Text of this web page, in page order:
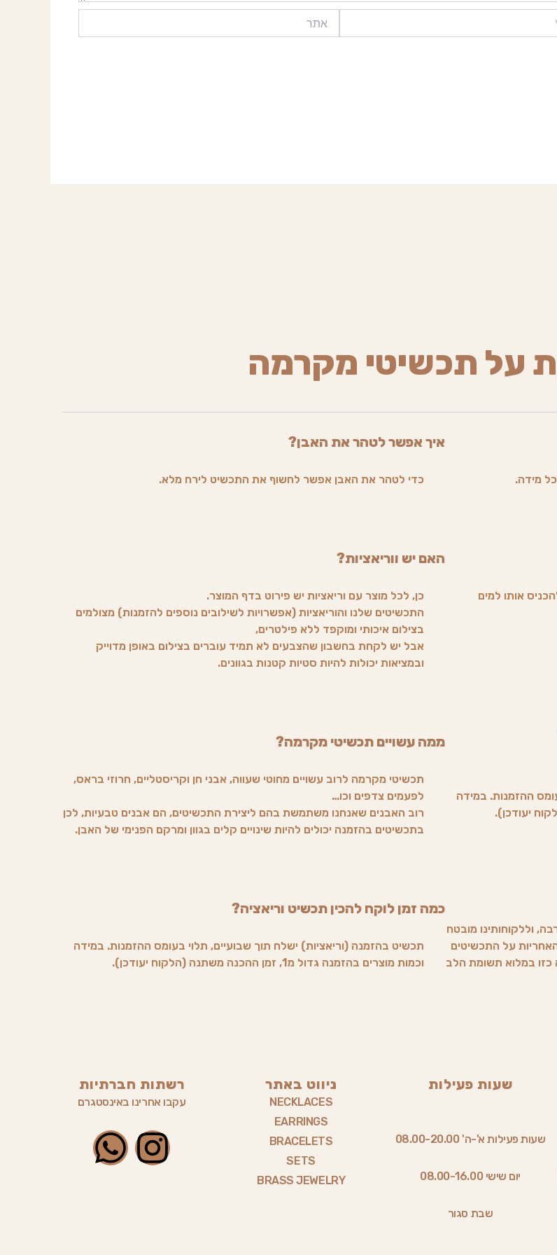
על תכשיטי מקרמה
מידה.
אותו למים
ההזמנות. במידה
וללקוחותינו מובטח
על התכשיטים
כזו במלוא תשומת הלב
איך אפשר לטהר את האבן?
כדי לטהר את האבן אפשר לחשוף את התכשיט לירח מלא.
האם יש ווריאציות?
כן, לכל מוצר עם וריאציות יש פירוט בדף המוצר.
התכשיטים שלנו והוריאציות (אפשרויות לשילובים נוספים להזמנות) מצולמים
בצילום איכותי ומוקפד ללא פילטרים,
אבל יש לקחת בחשבון שהצבעים לא תמיד עוברים בצילום באופן מדוייק
ובמציאות יכולות להיות סטיות קטנות בגוונים.
ממה עשויים תכשיטי מקרמה?
תכשיטי מקרמה לרוב עשויים מחוטי שעווה, אבני חן וקריסטליים, חרוזי בראס,
לפעמים צדפים וכו…
רוב האבנים שאנחנו משתמשת בהם ליצירת התכשיטים, הם אבנים טבעיות, לכן
בתכשיטים בהזמנה יכולים להיות שינויים קלים בגוון ומרקם הפנימי של האבן.
כמה זמן לוקח להכין תכשיט וריאציה?
תכשיט בהזמנה (וריאציות) ישלח תוך שבועיים, תלוי בעומס ההזמנות. במידה
וכמות מוצרים בהזמנה גדול מ1, זמן ההכנה משתנה (הלקוח יעודכן).
שעות פעילות
שעות פעילות א'-ה' 08.00-20.00
יום שישי 08.00-16.00
שבת סגור
ניווט באתר
NECKLACES
EARRINGS
BRACELETS
SETS
BRASS JEWELRY
רשתות חברתיות
עקבו אחרינו באינסטגרם
I
W